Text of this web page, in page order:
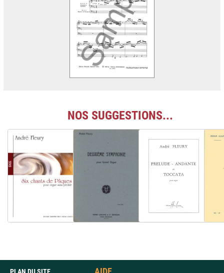
NOS SUGGESTIONS...
PLAN DU SITE